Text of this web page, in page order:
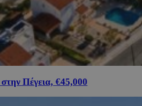
Πέγεια, €45,000